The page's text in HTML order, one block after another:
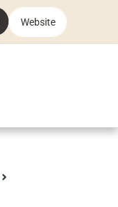
Website